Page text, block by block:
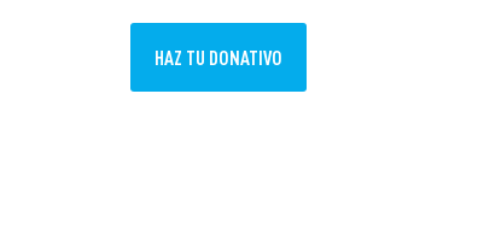
HAZ TU DONATIVO